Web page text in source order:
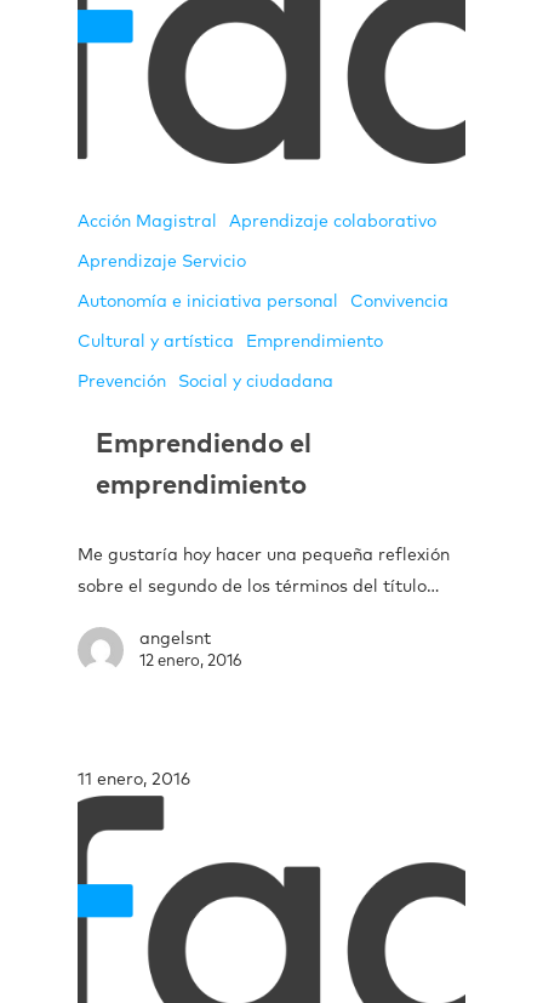
Acción Magistral Aprendizaje colaborativo
Aprendizaje Servicio
Autonomía e iniciativa personal Convivencia
Cultural y artística Emprendimiento
Prevención Social y ciudadana
Emprendiendo el
emprendimiento
Me gustaría hoy hacer una pequeña reflexión
sobre el segundo de los términos del título…
angelsnt
12 enero, 2016
11 enero, 2016